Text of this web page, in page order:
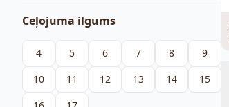
Ceļojuma ilgums
4 5 6 7 8
9
10
11 12 13 14
15